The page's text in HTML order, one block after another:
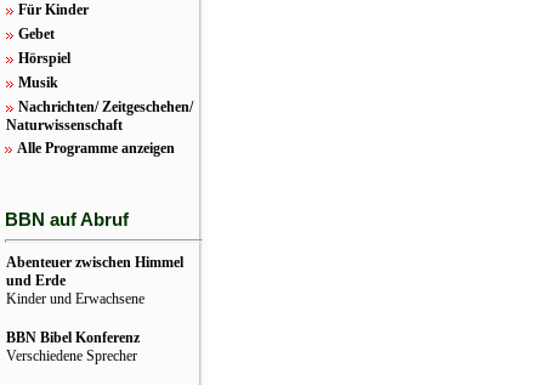
Für Kinder
Gebet
Hörspiel
Musik
Nachrichten/ Zeitgeschehen/
Naturwissenschaft
Alle Programme anzeigen
BBN auf Abruf
Abenteuer zwischen Himmel
und Erde
Kinder und Erwachsene
BBN Bibel Konferenz
Verschiedene Sprecher